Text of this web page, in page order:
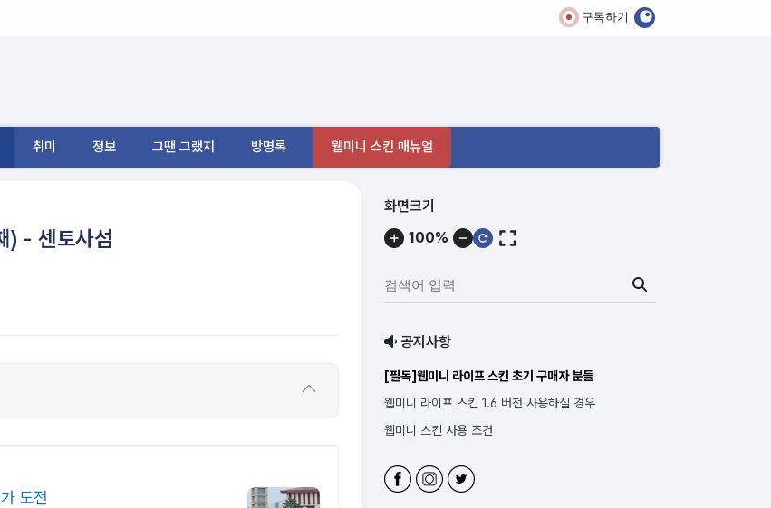
구독하기
취미 정보 그땐 그랬지 방명록 웹미니 스킨 매뉴얼
) - 센토사섬
도전
메
내
화면크기
100%
검
색
입
력:
공지사항
웹미니 라이프 스킨 1.6 버전 사용하실 경우
웹미니 스킨 사용 조건
블로그 주소 변경
웹미니 라이프 스킨 사용 시 체크 할 부분